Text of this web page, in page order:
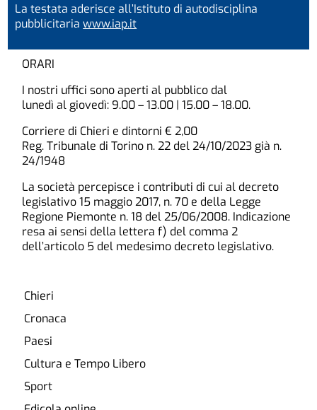
La testata aderisce all’Istituto di autodisciplina
pubblicitariawww.iap.it
ORARI
I nostri uffici sono aperti al pubblico dal
lunedì al giovedì: 9.00 – 13.00 | 15.00 – 18.00.
Corriere di Chieri e dintorni € 2,00
Reg. Tribunale di Torino n. 22 del 24/10/2023 già n.
24/1948
La società percepisce i contributi di cui al decreto
legislativo 15 maggio 2017, n. 70 e della Legge
Regione Piemonte n. 18 del 25/06/2008. Indicazione
resa ai sensi della lettera f) del comma 2
dell’articolo 5 del medesimo decreto legislativo.
Chieri
Cronaca
Paesi
Cultura e Tempo Libero
Sport